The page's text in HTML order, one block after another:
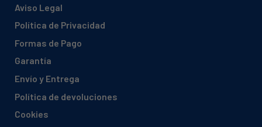
AMICA, GSP 542 010 SI-1
AMICA, GSP 542 010 SI-1 (1190538 542010)
AMICA, GSP 542 010-1 W (1190561 542010)
AMICA, ZIM656PH
Aviso Legal
Política de Privacidad
Formas de Pago
Garantía
Envío y Entrega
Política de devoluciones
Cookies